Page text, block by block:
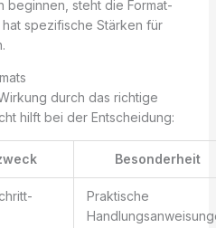
beginnen, steht die Format-
spezifische Stärken für
durch das richtige
hilft bei der Entscheidung:
Besonderheit
Praktische